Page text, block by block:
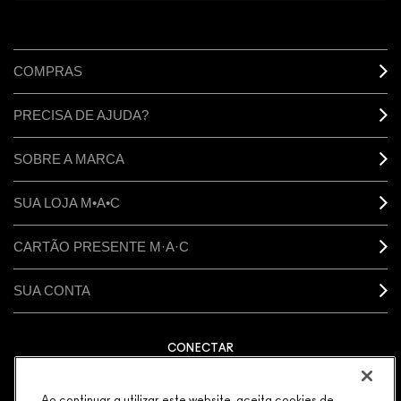
COMPRAS
PRECISA DE AJUDA?
SOBRE A MARCA
SUA LOJA M•A•C
CARTÃO PRESENTE M·A·C
SUA CONTA
CONECTAR